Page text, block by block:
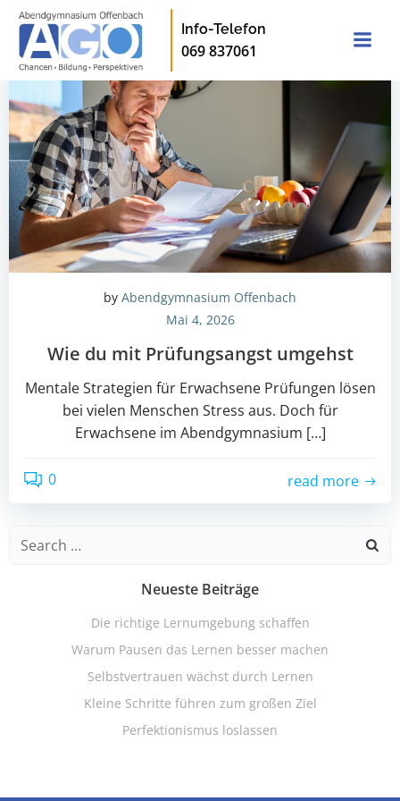
Inhalt
springen
Info-Telefon
069 837061
by Abendgymnasium Offenbach
Mai 4, 2026
Wie du mit Prüfungsangst umgehst
Mentale Strategien für Erwachsene Prüfungen lösen
bei vielen Menschen Stress aus. Doch für
Erwachsene im Abendgymnasium […]
0 read more
Search
Neueste Beiträge
Die richtige Lernumgebung schaffen
Warum Pausen das Lernen besser machen
Selbstvertrauen wächst durch Lernen
Kleine Schritte führen zum großen Ziel
Perfektionismus loslassen